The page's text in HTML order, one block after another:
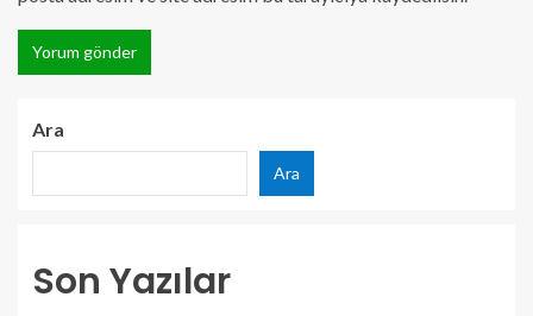
Ara
Ara
Son Yazılar